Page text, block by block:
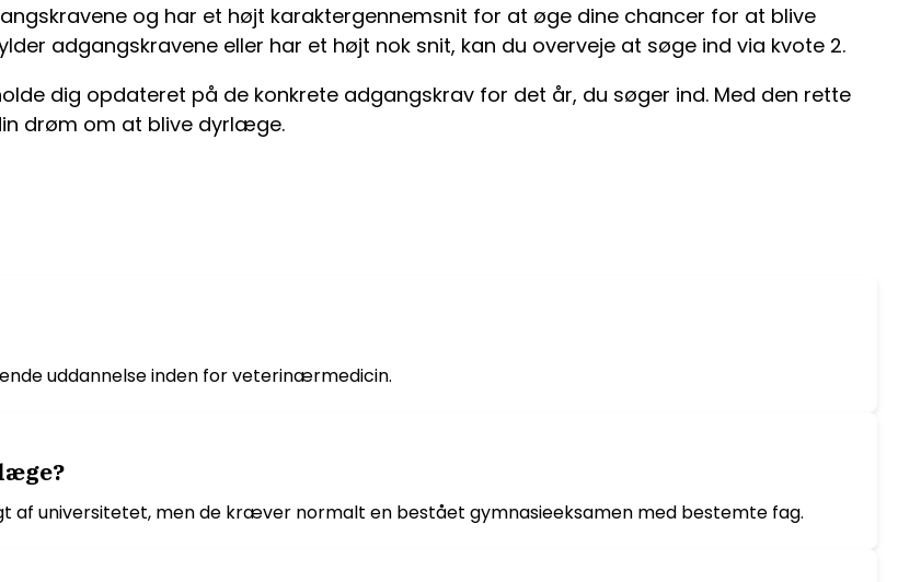
og har et højt karaktergennemsnit for at øge dine chancer for at blive
adgangskravene eller har et højt nok snit, kan du overveje at søge ind via kvote 2.
dig opdateret på de konkrete adgangskrav for det år, du søger ind. Med den rette
drøm om at blive dyrlæge.
uddannelse inden for veterinærmedicin.
universitetet, men de kræver normalt en bestået gymnasieeksamen med bestemte fag.